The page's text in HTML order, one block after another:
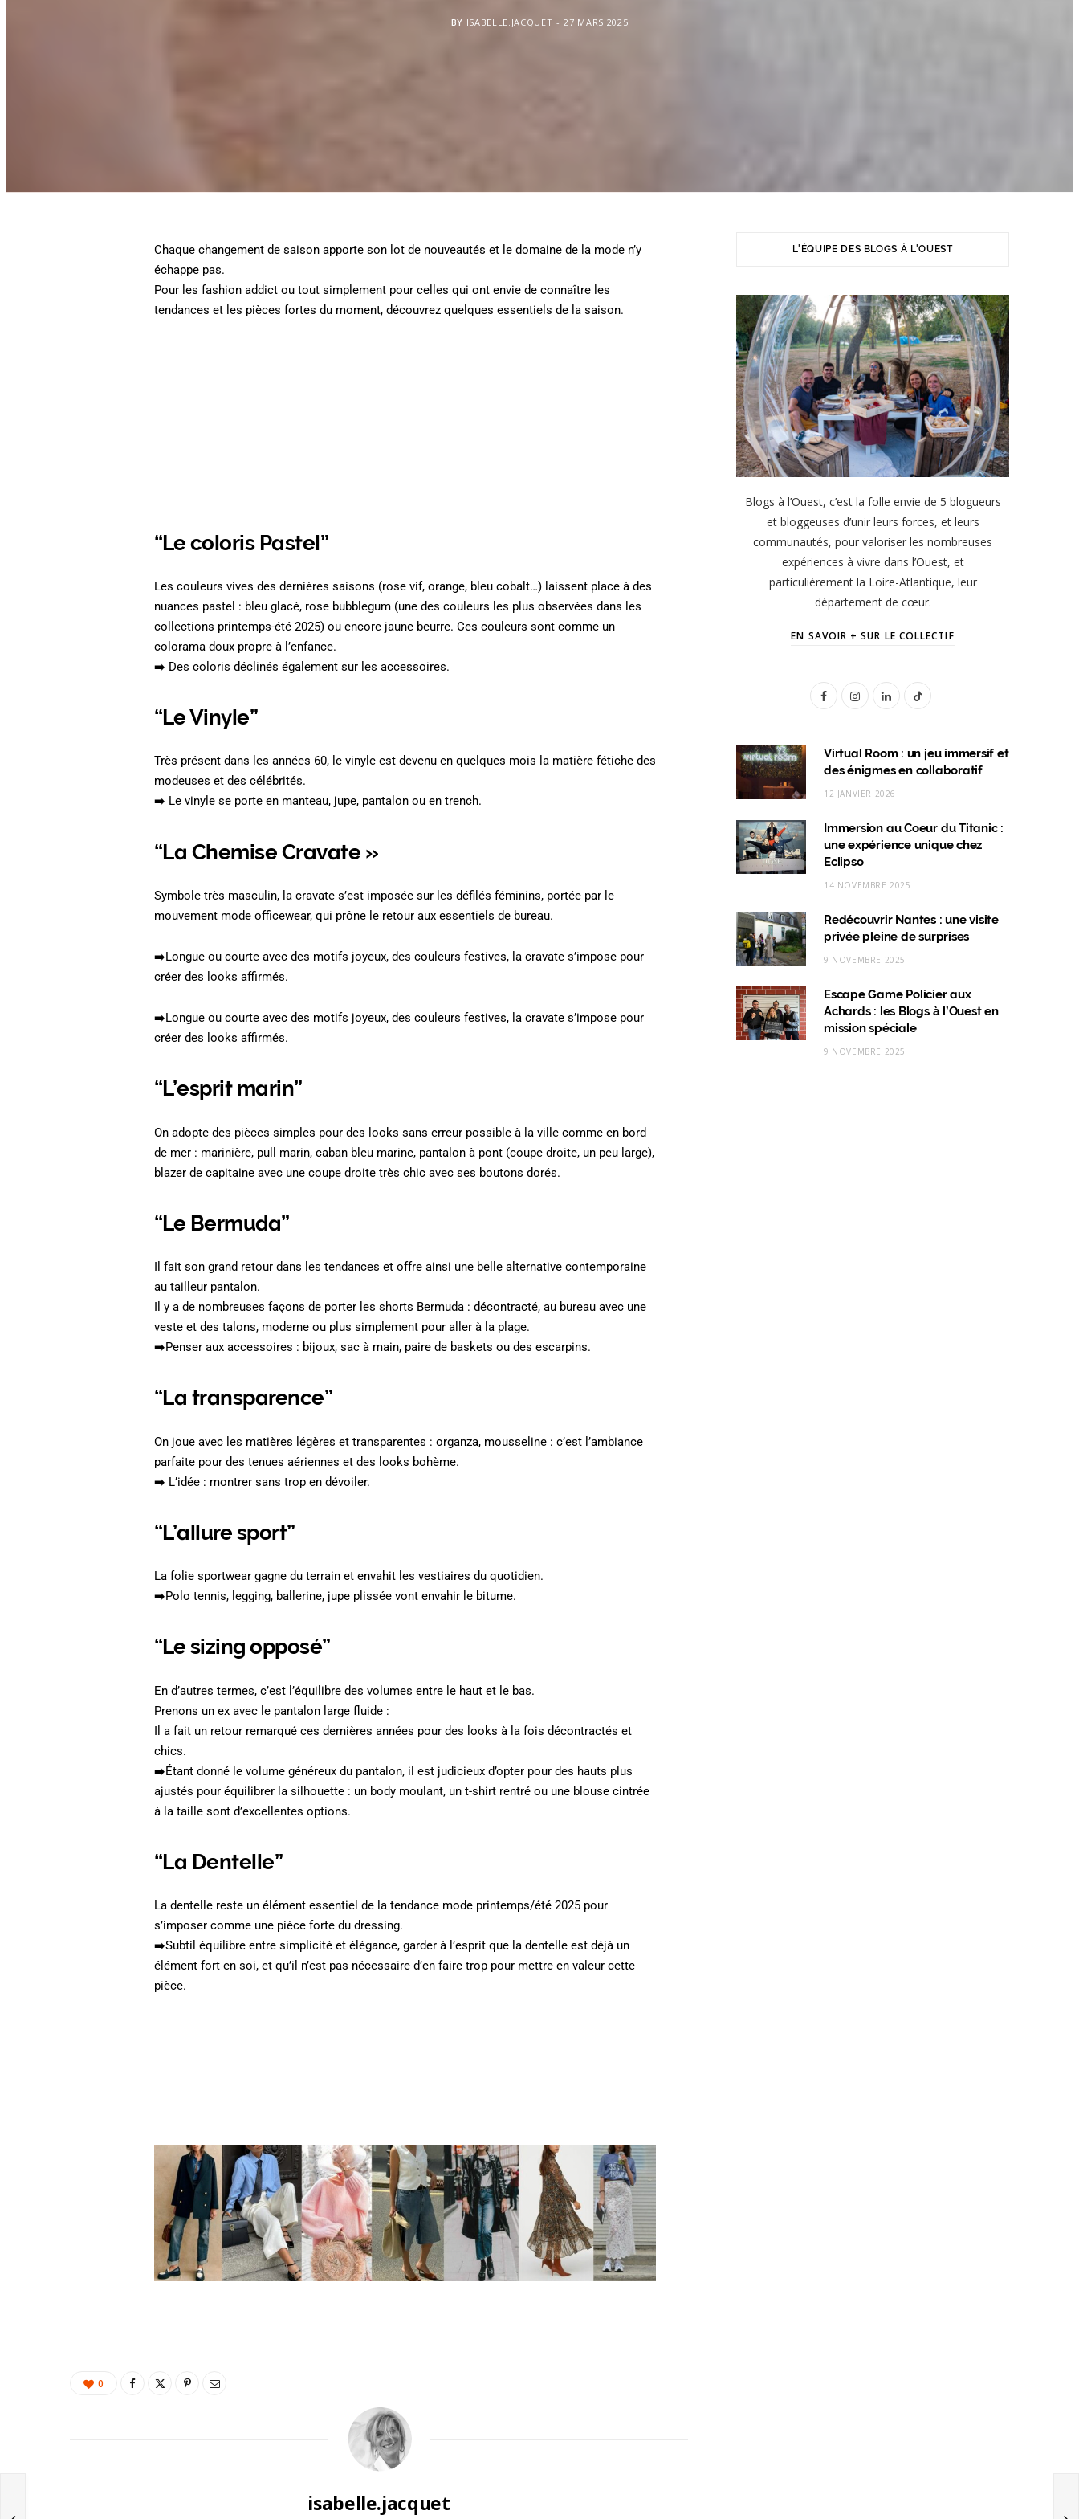
BY ISABELLE.JACQUET 27 MARS 2025
Chaque changement de saison apporte son lot de nouveautés et le domaine de la mode n’y
échappe pas.
Pour les fashion addict ou tout simplement pour celles qui ont envie de connaître les
tendances et les pièces fortes du moment, découvrez quelques essentiels de la saison.
“Le coloris Pastel”
Les couleurs vives des dernières saisons (rose vif, orange, bleu cobalt…) laissent place à des
nuances pastel : bleu glacé, rose bubblegum (une des couleurs les plus observées dans les
collections printemps-été 2025) ou encore jaune beurre. Ces couleurs sont comme un
colorama doux propre à l’enfance.
➡️ Des coloris déclinés également sur les accessoires.
“Le Vinyle”
Très présent dans les années 60, le vinyle est devenu en quelques mois la matière fétiche des
modeuses et des célébrités.
➡️ Le vinyle se porte en manteau, jupe, pantalon ou en trench.
“La Chemise Cravate »
Symbole très masculin, la cravate s’est imposée sur les défilés féminins, portée par le
mouvement mode officewear, qui prône le retour aux essentiels de bureau.
➡️Longue ou courte avec des motifs joyeux, des couleurs festives, la cravate s’impose pour
créer des looks affirmés.
➡️Longue ou courte avec des motifs joyeux, des couleurs festives, la cravate s’impose pour
créer des looks affirmés.
“L’esprit marin”
On adopte des pièces simples pour des looks sans erreur possible à la ville comme en bord
de mer : marinière, pull marin, caban bleu marine, pantalon à pont (coupe droite, un peu large),
blazer de capitaine avec une coupe droite très chic avec ses boutons dorés.
“Le Bermuda”
Il fait son grand retour dans les tendances et offre ainsi une belle alternative contemporaine
au tailleur pantalon.
Il y a de nombreuses façons de porter les shorts Bermuda : décontracté, au bureau avec une
veste et des talons, moderne ou plus simplement pour aller à la plage.
➡️Penser aux accessoires : bijoux, sac à main, paire de baskets ou des escarpins.
“La transparence”
On joue avec les matières légères et transparentes : organza, mousseline : c’est l’ambiance
parfaite pour des tenues aériennes et des looks bohème.
➡️ L’idée : montrer sans trop en dévoiler.
“L’allure sport”
La folie sportwear gagne du terrain et envahit les vestiaires du quotidien.
➡️Polo tennis, legging, ballerine, jupe plissée vont envahir le bitume.
“Le sizing opposé”
En d’autres termes, c’est l’équilibre des volumes entre le haut et le bas.
Prenons un ex avec le pantalon large fluide :
Il a fait un retour remarqué ces dernières années pour des looks à la fois décontractés et
chics.
➡️Étant donné le volume généreux du pantalon, il est judicieux d’opter pour des hauts plus
ajustés pour équilibrer la silhouette : un body moulant, un t-shirt rentré ou une blouse cintrée
à la taille sont d’excellentes options.
“La Dentelle”
La dentelle reste un élément essentiel de la tendance mode printemps/été 2025 pour
s’imposer comme une pièce forte du dressing.
➡️Subtil équilibre entre simplicité et élégance, garder à l’esprit que la dentelle est déjà un
élément fort en soi, et qu’il n’est pas nécessaire d’en faire trop pour mettre en valeur cette
pièce.
0
isabelle.jacquet
L'ÉQUIPE DES BLOGS À L'OUEST
Blogs à l’Ouest, c’est la folle envie de 5 blogueurs
et bloggeuses d’unir leurs forces, et leurs
communautés, pour valoriser les nombreuses
expériences à vivre dans l’Ouest, et
particulièrement la Loire-Atlantique, leur
département de cœur.
EN SAVOIR + SUR LE COLLECTIF
F
c
e
o
o
k
I
s
t
g
r
a
m
L
n
k
d
n
T
k
T
k
Virtual Room : un jeu immersif et
des énigmes en collaboratif
12 JANVIER 2026
Immersion au Coeur du Titanic :
une expérience unique chez
Eclipso
14 NOVEMBRE 2025
Redécouvrir Nantes : une visite
privée pleine de surprises
9 NOVEMBRE 2025
Escape Game Policier aux
Achards : les Blogs à l’Ouest en
mission spéciale
9 NOVEMBRE 2025